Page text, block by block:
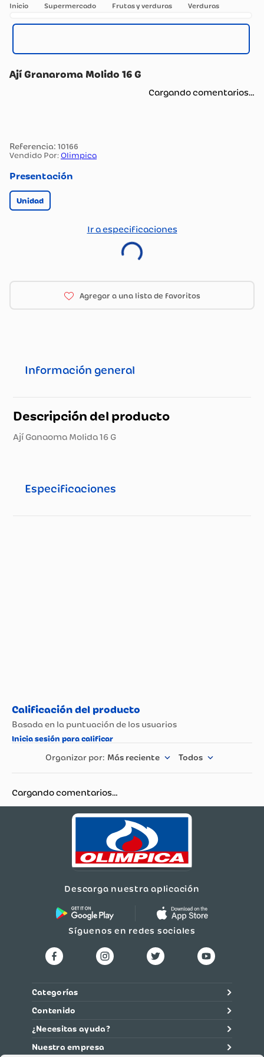
Supermercado Frutas y verduras Verduras
Ají Granaroma Molido 16 G
Cargando comentarios…
: 10166
Vendido Por: Olimpica
Presentación
Unidad
Ir a especificaciones
Información general
Descripción del producto
Ají Ganaoma Molida 16 G
Especificaciones
Más reciente Todos
Cargando comentarios…
Descarga nuestra aplicación
Síguenos en redes sociales
Categorías
Contenido
¿Necesitas ayuda?
Nuestra empresa